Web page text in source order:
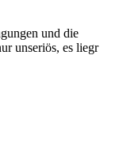
und die
unseriös, es liegr